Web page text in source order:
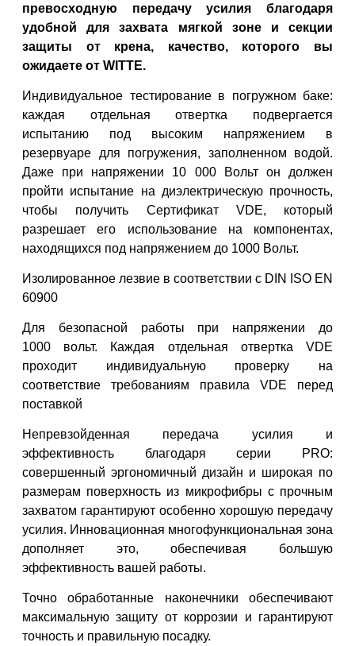
превосходную передачу усилия благодаря
удобной для захвата мягкой зоне и секции
защиты от крена, качество, которого вы
ожидаете от WITTE.
Индивидуальное тестирование в погружном баке:
каждая отдельнаяотвертка подвергается
испытанию под высоким напряжением в
резервуаре для погружения, заполненном водой.
Даже при напряжении 10 000 Вольт он должен
пройти испытание на диэлектрическую прочность,
чтобы получить Сертификат VDE, который
разрешает его использование на компонентах,
находящихся под напряжением до 1000 Вольт.
Изолированное лезвие в соответствии с DIN ISO EN
60900
Для безопасной работы при напряжении до
1000 вольт. Каждая отдельная отвертка VDE
проходит индивидуальную проверку на
соответствие требованиям правила VDE перед
поставкой
Непревзойденная передача усилия и
эффективность благодаря серии PRO:
совершенный эргономичный дизайн и широкая по
размерам поверхность из микрофибры с прочным
захватом гарантируют особенно хорошую передачу
усилия. Инновационная многофункциональная зона
дополняет это,обеспечивая большую
эффективность вашей работы.
Точно обработанные наконечники обеспечивают
максимальнуюзащиту от коррозии и гарантируют
точность и правильную посадку.